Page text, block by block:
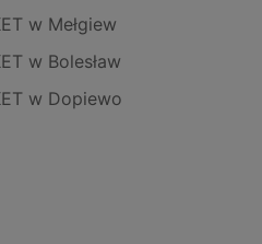
w Mełgiew
w Bolesław
w Dopiewo